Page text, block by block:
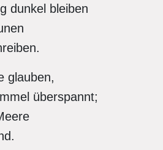
dunkel bleiben
glauben,
überspannt;